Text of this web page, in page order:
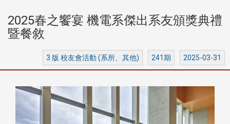
2025春之饗宴 機電系傑出系友頒獎典禮
暨餐敘
3 版 校友會活動 (系所、其他) 241期 2025-03-31